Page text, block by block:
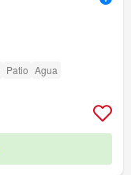
Patio Agua